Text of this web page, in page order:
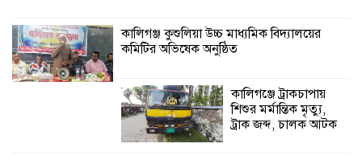
পাঁচ মাসে সরকারের দোষ দিচ্ছেন, আপনারা
কালিগঞ্জে নিখোঁজ জেলের মরদেহ অবশেষে
মিলল ইছামতী নদীতে
কালিগঞ্জ কুশুলিয়া উচ্চ মাধ্যমিক বিদ্যালয়ের
কমিটির অভিষেক অনুষ্ঠিত
কালিগঞ্জে ট্রাকচাপায়
শিশুর মর্মান্তিক মৃত্যু,
ট্রাক জব্দ, চালক আটক